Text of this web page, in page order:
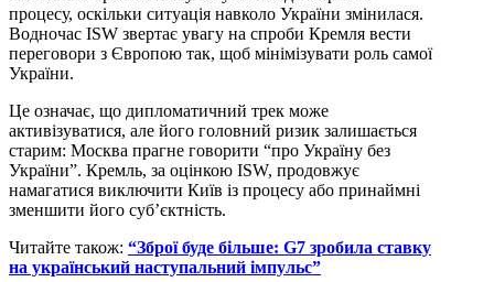
процесу, оскільки ситуація навколо України змінилася.
Водночас ISW звертає увагу на спроби Кремля вести
переговори з Європою так, щоб мінімізувати роль самої
України.
Це означає, що дипломатичний трек може
активізуватися, але його головний ризик залишається
старим: Москва прагне говорити “про Україну без
України”. Кремль, за оцінкою ISW, продовжує
намагатися виключити Київ із процесу або принаймні
зменшити його суб’єктність.
Читайте також: “Зброї буде більше: G7 зробила ставку
на український наступальний імпульс”